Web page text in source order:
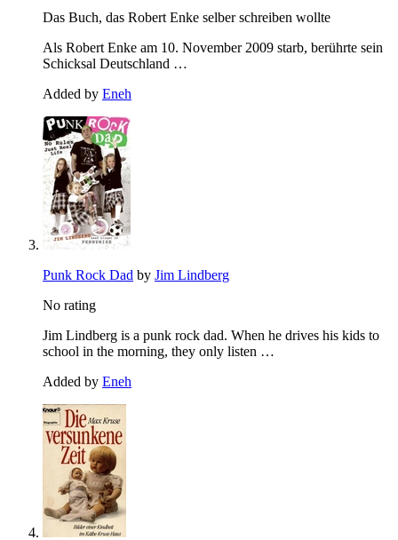
Das Buch, das Robert Enke selber schreiben wollte
Als Robert Enke am 10. November 2009 starb, berührte sein
Schicksal Deutschland …
Added by Eneh
Punk Rock Dad by Jim Lindberg
No rating
Jim Lindberg is a punk rock dad. When he drives his kids to
school in the morning, they only listen …
Added by Eneh